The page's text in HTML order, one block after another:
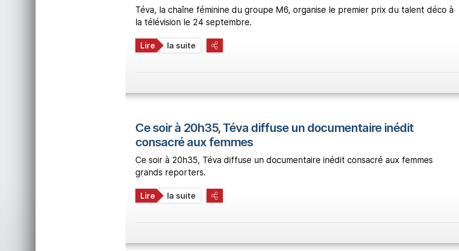
Téva, la chaîne féminine du groupe M6, organise le premier prix du talent déco à
la télévision le 24 septembre.
Lire la suite
Ce soir à 20h35, Téva diffuse un documentaire inédit
consacré aux femmes
Ce soir à 20h35, Téva diffuse un documentaire inédit consacré aux femmes
grands reporters.
Lire la suite